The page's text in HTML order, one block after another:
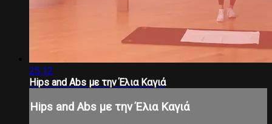
25:12
Hips and Abs με την Έλια Καγιά
Hips and Abs με την Έλια Καγιά